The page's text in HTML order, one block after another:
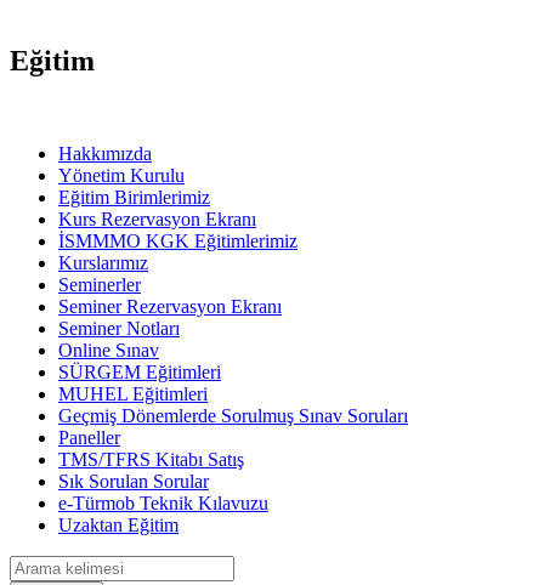
Eğitim
Hakkımızda
Yönetim Kurulu
Eğitim Birimlerimiz
Kurs Rezervasyon Ekranı
İSMMMO KGK Eğitimlerimiz
Kurslarımız
Seminerler
Seminer Rezervasyon Ekranı
Seminer Notları
Online Sınav
SÜRGEM Eğitimleri
MUHEL Eğitimleri
Geçmiş Dönemlerde Sorulmuş Sınav Soruları
Paneller
TMS/TFRS Kitabı Satış
Sık Sorulan Sorular
e-Türmob Teknik Kılavuzu
Uzaktan Eğitim